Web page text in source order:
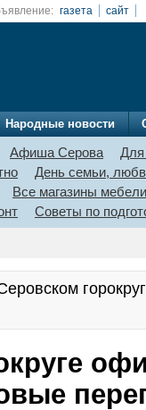
газета сайт
Народные новости
Афиша Серова
Для
День семьи,
Все магазины мебели
Советы по